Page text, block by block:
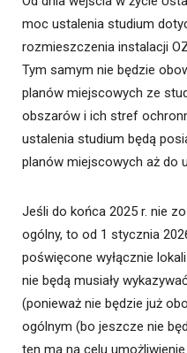
moc ustalenia studium
rozmieszczenia instalacji
Tym samym nie będzie
planów miejscowych ze
obszarów i ich stref
ustalenia studium będą
planów miejscowych aż do
Jeśli do końca 2025 r. nie
ogólny, to od 1 stycznia
poświęcone wyłącznie
nie będą musiały
(ponieważ nie będzie już
ogólnym (bo jeszcze nie
ten ma na celu